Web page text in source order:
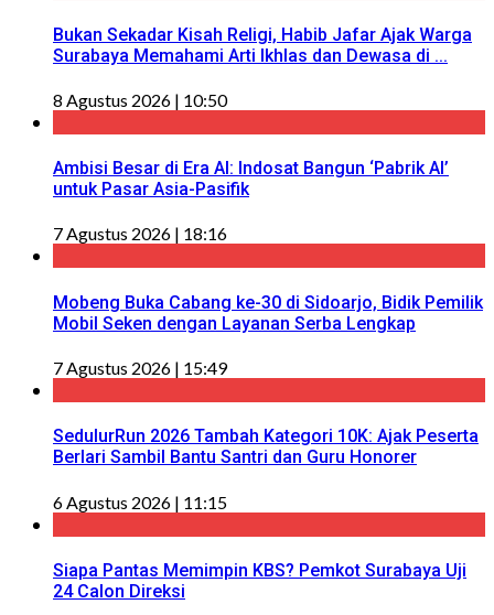
Bukan Sekadar Kisah Religi, Habib Jafar Ajak Warga
Surabaya Memahami Arti Ikhlas dan Dewasa di ...
8 Agustus 2026 | 10:50
Ambisi Besar di Era AI: Indosat Bangun ‘Pabrik AI’
untuk Pasar Asia-Pasifik
7 Agustus 2026 | 18:16
Mobeng Buka Cabang ke-30 di Sidoarjo, Bidik Pemilik
Mobil Seken dengan Layanan Serba Lengkap
7 Agustus 2026 | 15:49
SedulurRun 2026 Tambah Kategori 10K: Ajak Peserta
Berlari Sambil Bantu Santri dan Guru Honorer
6 Agustus 2026 | 11:15
Siapa Pantas Memimpin KBS? Pemkot Surabaya Uji
24 Calon Direksi